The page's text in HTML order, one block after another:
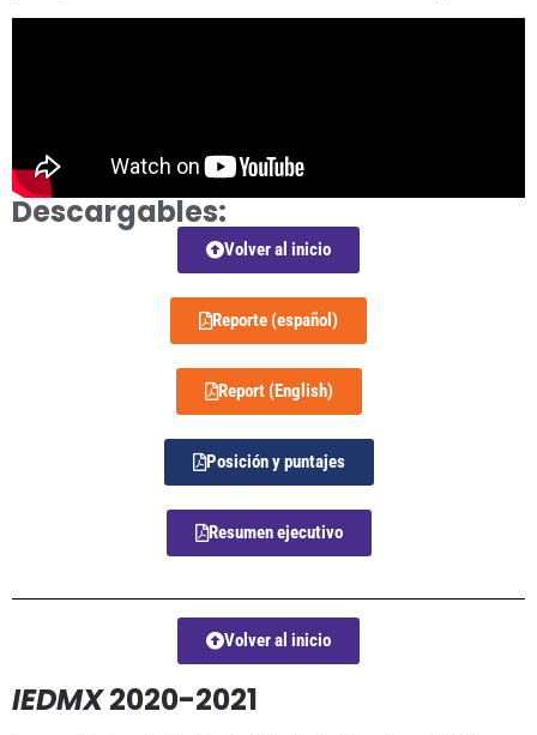
Descargables:
Volver al inicio
Reporte (español)
Report (English)
Posición y puntajes
Resumen ejecutivo
Volver al inicio
IEDMX2020-2021